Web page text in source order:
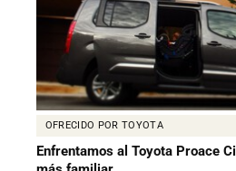
OFRECIDO POR TOYOTA
Enfrentamos al Toyota Proace